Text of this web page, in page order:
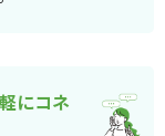
にコネ